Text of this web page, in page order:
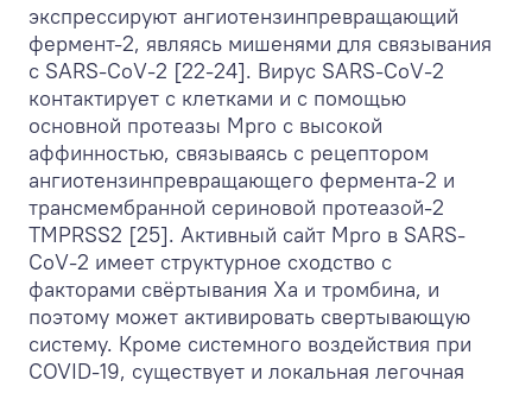
экспрессируют ангиотензинпревращающий
фермент-2, являясь мишенями для связывания
с SARS-CoV-2 [22-24]. Вирус SARS-CoV-2
контактирует с клетками и с помощью
основной протеазы Mpro с высокой
аффинностью, связываясь с рецептором
ангиотензинпревращающего фермента-2 и
трансмембранной сериновой протеазой-2
TMPRSS2 [25]. Активный сайт Mpro в SARS-
CoV-2 имеет структурное сходство с
факторами свёртывания Xa и тромбина, и
поэтому может активировать свертывающую
систему. Кроме системного воздействия при
COVID-19, существует и локальная легочная